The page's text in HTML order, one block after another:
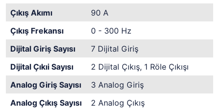
Çıkış Akımı
90 A
Çıkış Frekansı
0 - 300 Hz
Dijital Giriş Sayısı
7 Dijital Giriş
Dijital Çıkıi Sayısı
2 Dijital Çıkış, 1 Röle Çıkışı
Analog Giriş Sayısı
3 Analog Giriş
Analog Çıkış Sayısı
2 Analog Çıkış